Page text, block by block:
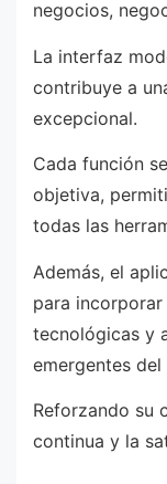
negocios,
La interfaz
contribuye a
excepcional.
Cada función
objetiva,
todas las
Además, el
para
tecnológicas y
emergentes del
Reforzando su
continua y la